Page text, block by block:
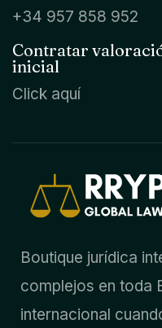
+34 957 858 952
Contratar
inicial
Click aquí
Boutique jurídica
complejos en toda
internacional